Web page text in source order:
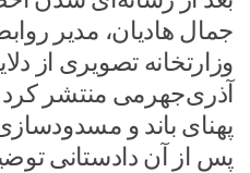
جمال هادیان، مدیر
وزارتخانه تصویری از
آذری‌جهرمی منتشر کرد
پهنای باند و
پس از آن دادستانی